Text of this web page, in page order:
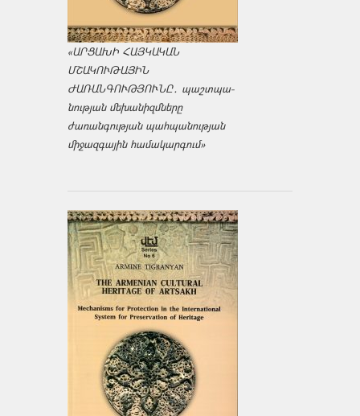
«ԱՐՑԱԽԻ ՀԱՅԿԱԿԱՆ
ՄՇԱԿՈՒԹԱՅԻՆ
ԺԱՌԱՆԳՈՒԹՅՈՒՆԸ․ պաշտպա­
նության մեխանիզմները
ժառանգության պահպանության
միջազ­գային համակարգում»